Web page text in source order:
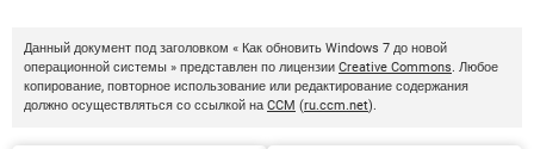
Данный документ под заголовком « Как обновить Windows 7 до новой
операционной системы » представлен по лицензии Creative Commons. Любое
копирование, повторное использование или редактирование содержания
должно осуществляться со ссылкой на CCM (ru.ccm.net).